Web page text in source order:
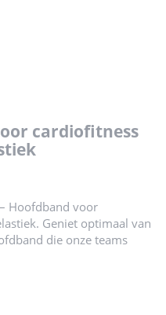
Hoofdband voor
Geniet optimaal van
die onze teams